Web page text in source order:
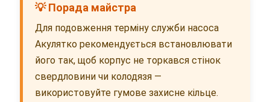
💡 Порада майстра
Для подовження терміну служби насоса
Акулятко рекомендується встановлювати
його так, щоб корпус не торкався стінок
свердловини чи колодязя —
використовуйте гумове захисне кільце.